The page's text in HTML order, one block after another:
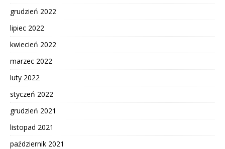
grudzień 2022
lipiec 2022
kwiecień 2022
marzec 2022
luty 2022
styczeń 2022
grudzień 2021
listopad 2021
październik 2021